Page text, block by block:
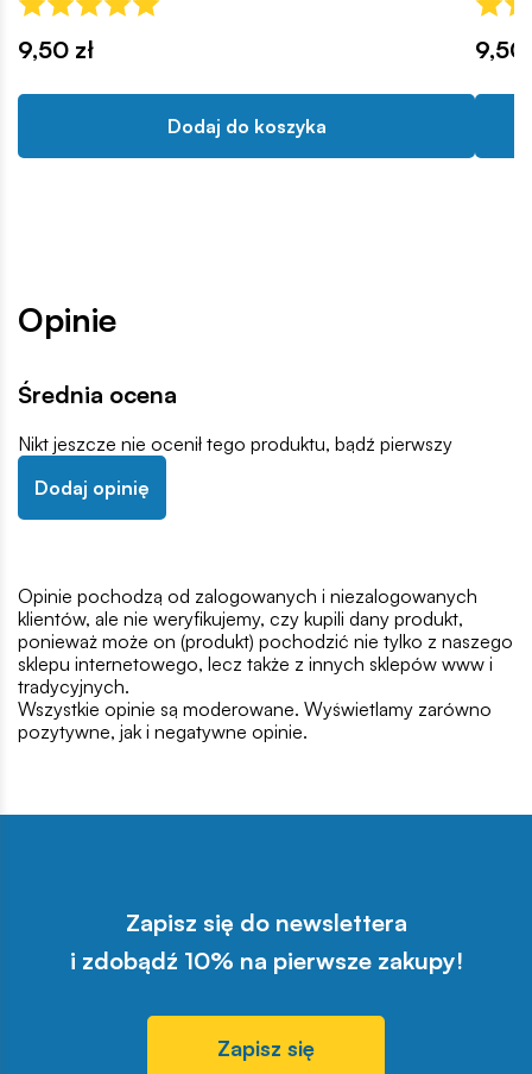
9,50 zł
Dodaj do koszyka
9,50
Opinie
Średnia ocena
Nikt jeszcze nie ocenił tego produktu, bądź pierwszy
Dodaj opinię
Opinie pochodzą od zalogowanych i niezalogowanych
klientów, ale nie weryfikujemy, czy kupili dany produkt,
ponieważ może on (produkt) pochodzić nie tylko z naszego
sklepu internetowego, lecz także z innych sklepów www i
tradycyjnych.
Wszystkie opinie są moderowane. Wyświetlamy zarówno
pozytywne, jak i negatywne opinie.
Zapisz się do newslettera
i zdobądź 10% na pierwsze zakupy!
Zapisz się